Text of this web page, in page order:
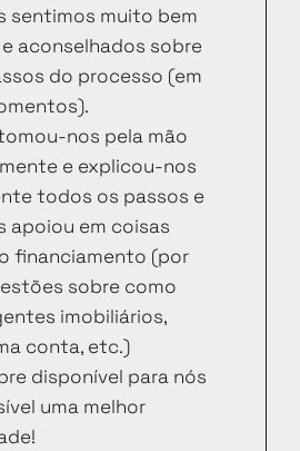
sentimos muito bem
aconselhados sobre
do processo (em
nos pela mão
e explicou-nos
todos os passos e
apoiou em coisas
financiamento (por
sobre como
imobiliários,
conta, etc.)
disponível para nós
uma melhor